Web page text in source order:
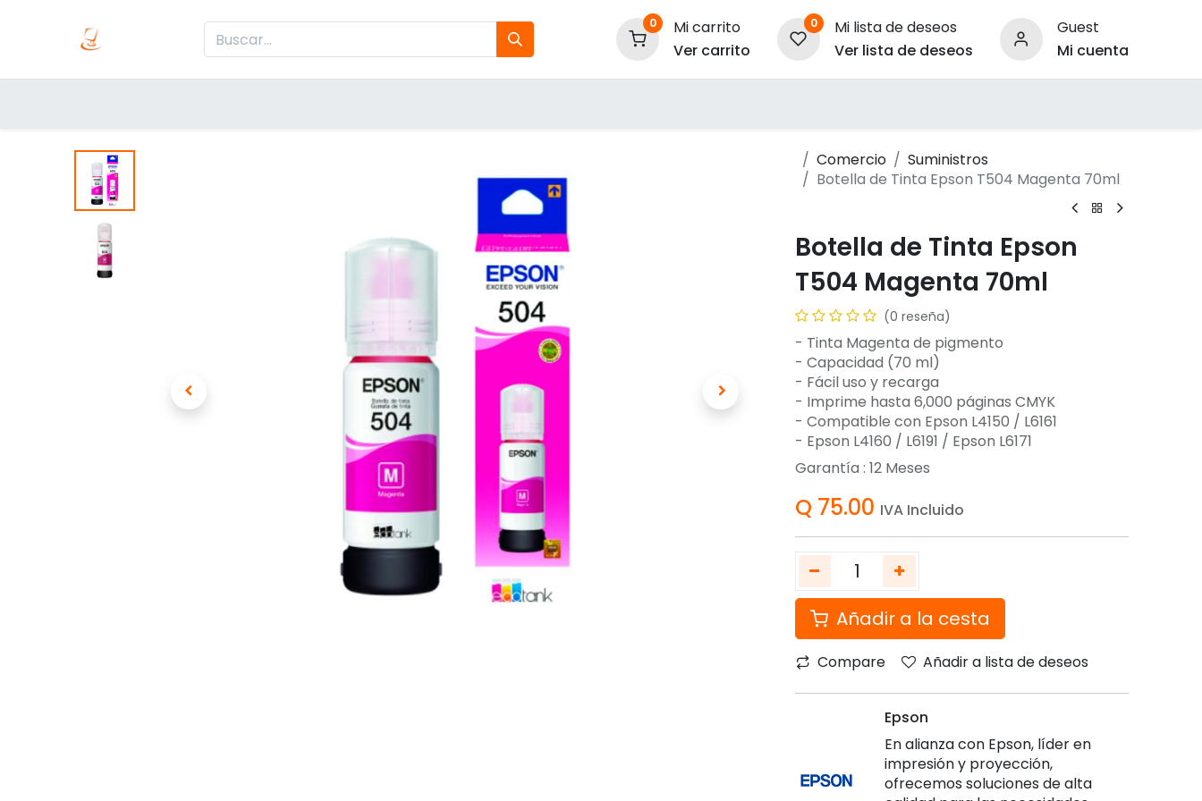
0
Mi carrito
Ver carrito
0
Mi lista de deseos
Ver lista de deseos
Guest
Mi cuenta
Comercio
Suministros
Botella de Tinta Epson T504 Magenta 70ml
Botella de Tinta Epson
T504 Magenta 70ml
(0 reseña)
- Tinta Magenta de pigmento
- Capacidad (70 ml)
- Fácil uso y recarga
- Imprime hasta 6,000 páginas CMYK
- Compatible con Epson L4150 / L6161
- Epson L4160 / L6191 / Epson L6171
Garantía : 12Meses
Q 75.00 IVA Incluido
Añadir a la cesta
Compare Añadir a lista de deseos
Epson
En alianza con Epson, líder en
impresión y proyección,
ofrecemos soluciones de alta